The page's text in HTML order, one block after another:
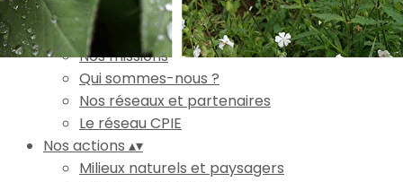
Accueil▴
L'association
▴▾
Nos missions
Qui sommes-nous ?
Nos réseaux et partenaires
Le réseau CPIE
Nos actions ▴▾
Milieux naturels et paysagers